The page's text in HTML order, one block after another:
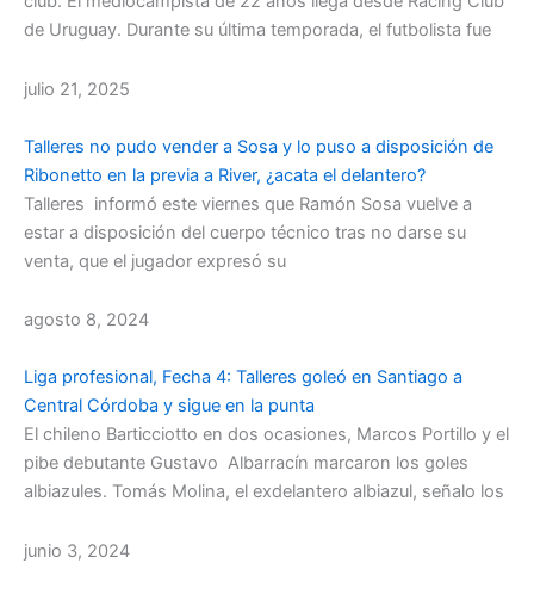
de Uruguay. Durante su última temporada, el futbolista fue
julio 21, 2025
Talleres no pudo vender a Sosa y lo puso a disposición de
Ribonetto en la previa a River, ¿acata el delantero?
Talleres informó este viernes que Ramón Sosa vuelve a
estar a disposición del cuerpo técnico tras no darse su
venta, que el jugador expresó su
agosto 8, 2024
Liga profesional, Fecha 4: Talleres goleó en Santiago a
Central Córdoba y sigue en la punta
El chileno Barticciotto en dos ocasiones, Marcos Portillo y el
pibe debutante Gustavo Albarracín marcaron los goles
albiazules. Tomás Molina, el exdelantero albiazul, señalo los
junio 3, 2024